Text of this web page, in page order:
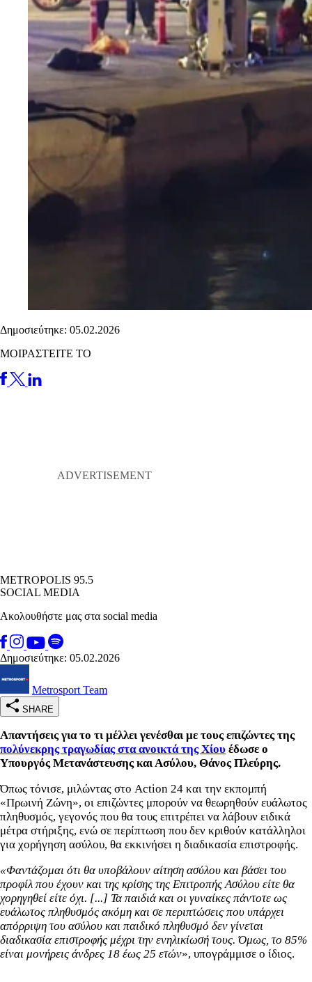
Δημοσιεύτηκε: 05.02.2026
ΜΟΙΡΑΣΤΕΙΤΕ ΤΟ
METROPOLIS 95.5
SOCIAL MEDIA
Ακολουθήστε μας στα social media
Δημοσιεύτηκε: 05.02.2026
Metrosport Team
SHARE
Απαντήσεις για το τι μέλλει γενέσθαι με τους επιζώντες της
πολύνεκρης τραγωδίας στα ανοικτά της Χίου έδωσε ο
Υπουργός Μετανάστευσης και Ασύλου, Θάνος Πλεύρης.
Όπως τόνισε, μιλώντας στο Action 24 και την εκπομπή
«Πρωινή Ζώνη», οι επιζώντες μπορούν να θεωρηθούν ευάλωτος
πληθυσμός, γεγονός που θα τους επιτρέπει να λάβουν ειδικά
μέτρα στήριξης, ενώ σε περίπτωση που δεν κριθούν κατάλληλοι
για χορήγηση ασύλου, θα εκκινήσει η διαδικασία επιστροφής.
«Φαντάζομαι ότι θα υποβάλουν αίτηση ασύλου και βάσει του
προφίλ που έχουν και της κρίσης της Επιτροπής Ασύλου είτε θα
χορηγηθεί είτε όχι. [...] Τα παιδιά και οι γυναίκες πάντοτε ως
ευάλωτος πληθυσμός ακόμη και σε περιπτώσεις που υπάρχει
απόρριψη του ασύλου και παιδικό πληθυσμό δεν γίνεται
διαδικασία επιστροφής μέχρι την ενηλικίωσή τους. Όμως, το 85%
είναι μονήρεις άνδρες 18 έως 25 ετών», υπογράμμισε ο ίδιος.